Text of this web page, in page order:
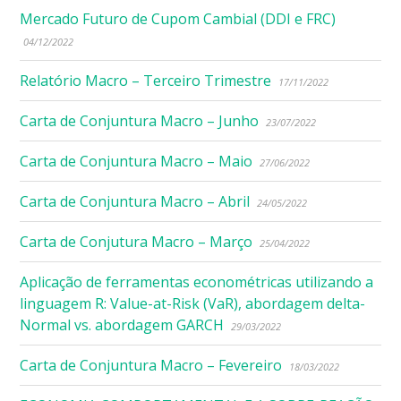
Mercado Futuro de Cupom Cambial (DDI e FRC)
04/12/2022
Relatório Macro – Terceiro Trimestre 17/11/2022
Carta de Conjuntura Macro – Junho 23/07/2022
Carta de Conjuntura Macro – Maio 27/06/2022
Carta de Conjuntura Macro – Abril 24/05/2022
Carta de Conjutura Macro – Março 25/04/2022
Aplicação de ferramentas econométricas utilizando a
linguagem R: Value-at-Risk (VaR), abordagem delta-
Normal vs. abordagem GARCH
29/03/2022
Carta de Conjuntura Macro – Fevereiro 18/03/2022